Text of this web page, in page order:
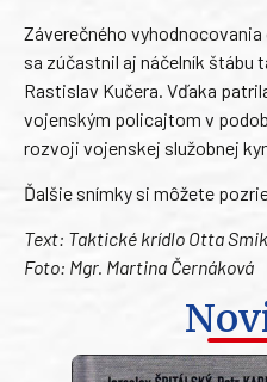
Záverečného
sa zúčastnil aj náčelník štábu
Rastislav Kučera. Vďaka
vojenským policajtom v
rozvoji vojenskej služobnej
Ďalšie snímky si môžete
Text: Taktické krídlo Otta
Foto: Mgr. Martina Černáková